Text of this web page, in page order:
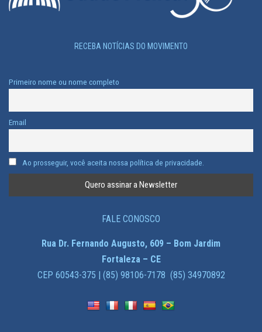
RECEBA NOTÍCIAS DO MOVIMENTO
Primeiro nome ou nome completo
Email
Ao prosseguir, você aceita nossa política de privacidade.
FALE CONOSCO
Rua Dr. Fernando Augusto, 609 – Bom Jardim
Fortaleza – CE
CEP 60543-375 | (85) 98106-7178 (85) 34970892